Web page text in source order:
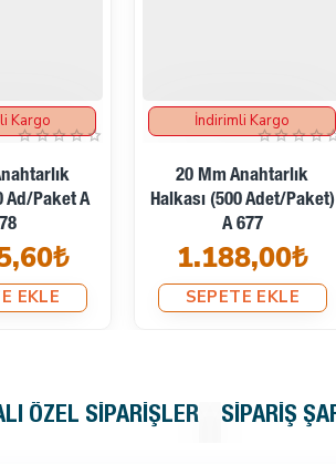
Kargo
Ad/paket A
EKLE
İndirimli Kargo
20 Mm Anahtarlık
Halkası (500 Adet/Paket)
A 677
1.188,00₺
SEPETE EKLE
ÖZEL SIPARIŞLER SIPARIŞ